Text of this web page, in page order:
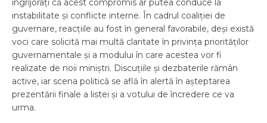
îngrijorați că acest compromis ar putea conduce la
instabilitate și conflicte interne. În cadrul coaliției de
guvernare, reacțiile au fost în general favorabile, deși există
voci care solicită mai multă claritate în privința priorităților
guvernamentale și a modului în care acestea vor fi
realizate de noii miniștri. Discuțiile și dezbaterile rămân
active, iar scena politică se află în alertă în așteptarea
prezentării finale a listei și a votului de încredere ce va
urma.